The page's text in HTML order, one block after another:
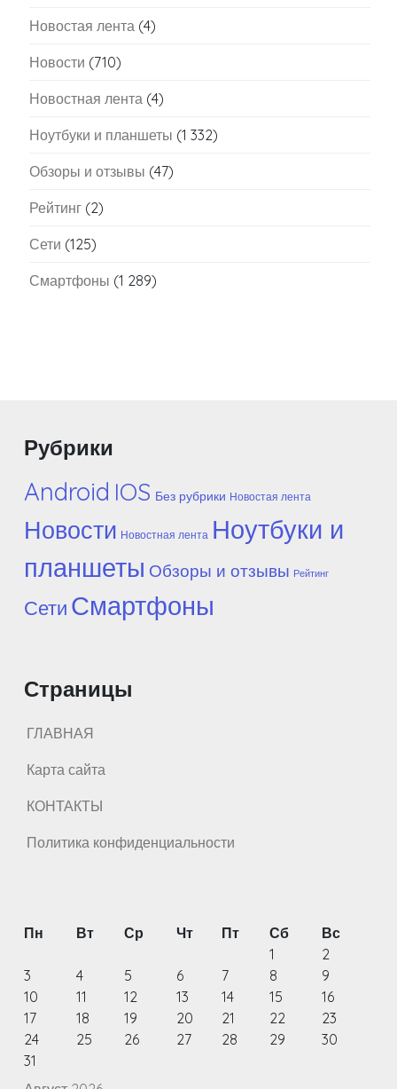
Новостая лента (4)
Новости (710)
Новостная лента (4)
Ноутбуки и планшеты (1 332)
Обзоры и отзывы (47)
Рейтинг (2)
Сети (125)
Смартфоны (1 289)
Рубрики
Android IOS Без рубрики Новостая лента
Новости Новостная лента Ноутбуки и
планшеты Обзоры и отзывы Рейтинг
Сети Смартфоны
Страницы
ГЛАВНАЯ
Карта сайта
КОНТАКТЫ
Политика конфиденциальности
Пн Вт Ср Чт Пт Сб
Вс
1
2
3
4 5 6 7 8
9
10
11 12 13 14 15
16
17
18 19 20 21 22
23
24
25 26 27 28 29
30
31